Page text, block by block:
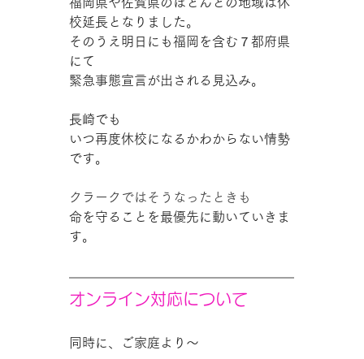
福岡県や佐賀県のほとんどの地域は休
校延長となりました。
そのうえ明日にも福岡を含む７都府県
にて
緊急事態宣言が出される見込み。
長崎でも
いつ再度休校になるかわからない情勢
です。
クラークではそうなったときも
命を守ることを最優先に動いていきま
す。
オンライン対応について
同時に、ご家庭より～